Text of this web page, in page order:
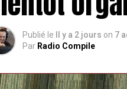
Publié le Il y a 2 jours on 7
Par Radio Compile